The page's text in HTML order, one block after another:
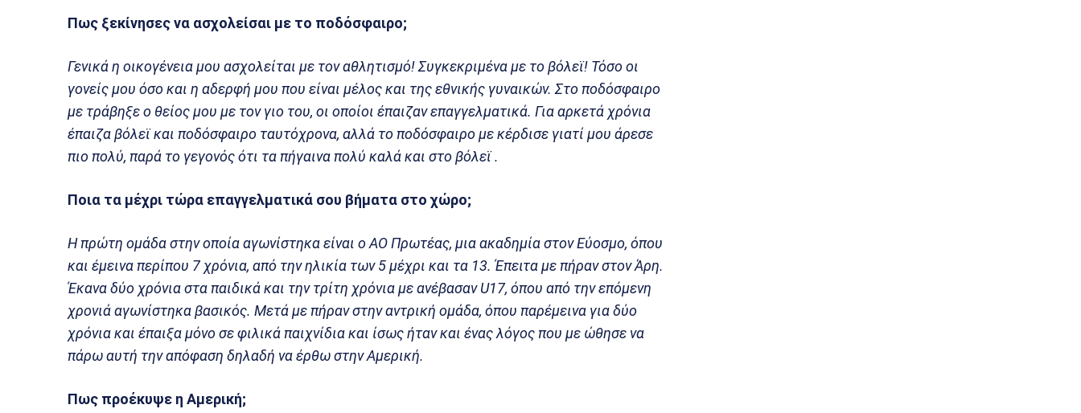
Πως ξεκίνησες να ασχολείσαι με το ποδόσφαιρο;
Γενικά η οικογένεια μου ασχολείται με τον αθλητισμό! Συγκεκριμένα με το βόλεϊ! Τόσο οι
γονείς μου όσο και η αδερφή μου που είναι μέλος και της εθνικής γυναικών. Στο ποδόσφαιρο
με τράβηξε ο θείος μου με τον γιο του, οι οποίοι έπαιζαν επαγγελματικά. Για αρκετά χρόνια
έπαιζα βόλεϊ και ποδόσφαιρο ταυτόχρονα, αλλά το ποδόσφαιρο με κέρδισε γιατί μου άρεσε
πιο πολύ, παρά το γεγονός ότι τα πήγαινα πολύ καλά και στο βόλεϊ .
Ποια τα μέχρι τώρα επαγγελματικά σου βήματα στο χώρο;
Η πρώτη ομάδα στην οποία αγωνίστηκα είναι ο ΑΟ Πρωτέας, μια ακαδημία στον Εύοσμο, όπου
και έμεινα περίπου 7 χρόνια, από την ηλικία των 5 μέχρι και τα 13. Έπειτα με πήραν στον Άρη.
Έκανα δύο χρόνια στα παιδικά και την τρίτη χρόνια με ανέβασαν U17, όπου από την επόμενη
χρονιά αγωνίστηκα βασικός. Μετά με πήραν στην αντρική ομάδα, όπου παρέμεινα για δύο
χρόνια και έπαιξα μόνο σε φιλικά παιχνίδια και ίσως ήταν και ένας λόγος που με ώθησε να
πάρω αυτή την απόφαση δηλαδή να έρθω στην Αμερική.
Πως προέκυψε η Αμερική;